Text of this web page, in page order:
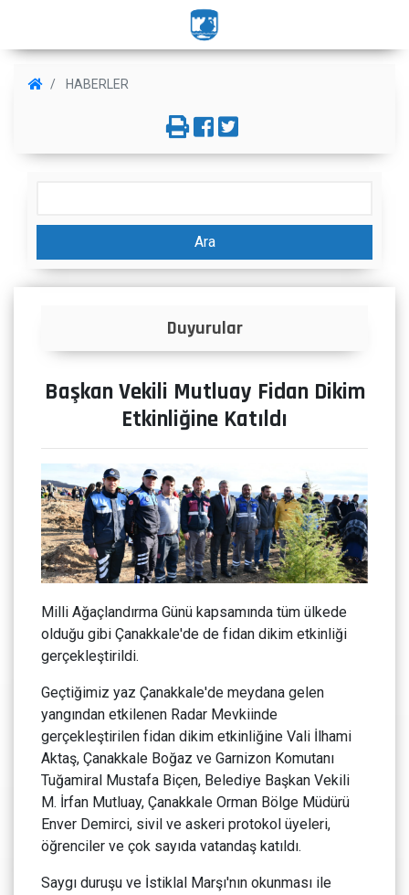
HABERLER
Ara
İlanlar
Başkan Vekili Mutluay Fidan Dikim
Etkinliğine Katıldı
Milli Ağaçlandırma Günü kapsamında tüm ülkede
olduğu gibi Çanakkale'de de fidan dikim etkinliği
gerçekleştirildi.
Geçtiğimiz yaz Çanakkale'de meydana gelen
yangından etkilenen Radar Mevkiinde
gerçekleştirilen fidan dikim etkinliğine Vali İlhami
Aktaş, Çanakkale Boğaz ve Garnizon Komutanı
Tuğamiral Mustafa Biçen, Belediye Başkan Vekili
M. İrfan Mutluay, Çanakkale Orman Bölge Müdürü
Enver Demirci, sivil ve askeri protokol üyeleri,
öğrenciler ve çok sayıda vatandaş katıldı.
Saygı duruşu ve İstiklal Marşı'nın okunması ile